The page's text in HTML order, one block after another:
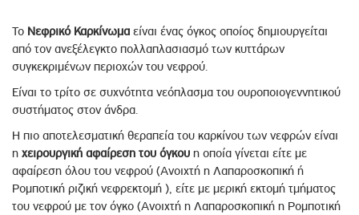
Το Νεφρικό Καρκίνωμα είναι ένας όγκος οποίος δημιουργείται
από τον ανεξέλεγκτο πολλαπλασιασμό των κυττάρων
συγκεκριμένων περιοχών του νεφρού.
Είναι το τρίτο σε συχνότητα νεόπλασμα του ουροποιογεννητικού
συστήματος στον άνδρα.
Η πιο αποτελεσματική θεραπεία του καρκίνου των νεφρών είναι
η χειρουργική αφαίρεση του όγκου η οποία γίνεται είτε με
αφαίρεση όλου του νεφρού (Ανοιχτή η Λαπαροσκοπική ή
Ρομποτική ριζική νεφρεκτομή ), είτε με μερική εκτομή τμήματος
του νεφρού με τον όγκο (Ανοιχτή η Λαπαροσκοπική η Ρομποτική